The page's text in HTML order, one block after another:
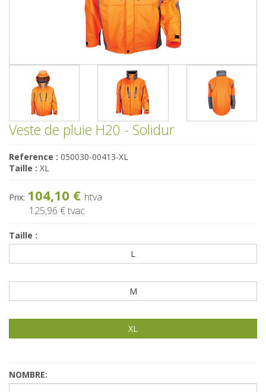
Veste de pluie H20 - Solidur
Reference : 050030-00413-XL
Taille : XL
Prix: 104,10 € htva
125,96 €tvac
Taille :
L
M
XL
NOMBRE: